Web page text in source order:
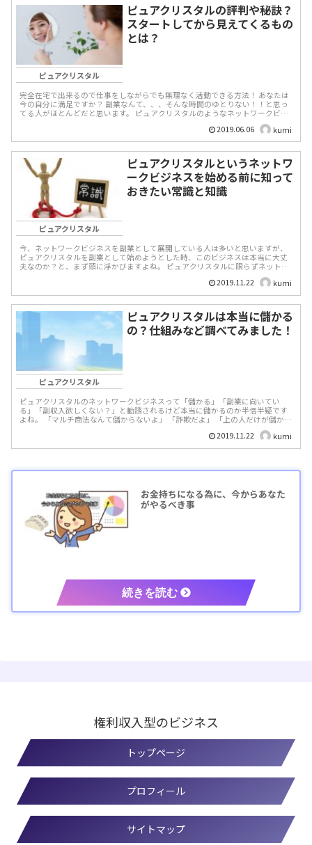
ピュアクリスタル
ピュアクリスタルの評判や秘訣？
スタートしてから見えてくるもの
とは？
完全在宅で出来るので仕事をしながらでも無理なく活動できる方法！ あなたは
今の自分に満足ですか？ 副業なんて、、、そんな時間のゆとりない！！と思っ
てる人がほとんどだと思います。 ピュアクリスタルのようなネットワークビジ
2019.06.06 kumi
ピュアクリスタル
ピュアクリスタルというネットワ
ークビジネスを始める前に知って
おきたい常識と知識
今、ネットワークビジネスを副業として展開している人は多いと思いますが、
ピュアクリスタルを副業として始めようとした時、このビジネスは本当に大丈
夫なのか？と、まず頭に浮かびますよね。 ピュアクリスタルに限らずネットワ
2019.11.22 kumi
ピュアクリスタル
ピュアクリスタルは本当に儲かる
の？仕組みなど調べてみました！
ピュアクリスタルのネットワークビジネスって「儲かる」「副業に向いてい
る」「副収入欲しくない？」と勧誘されるけど本当に儲かるのか半信半疑です
よね。 「マルチ商法なんて儲からないよ」 「詐欺だよ」 「上の人だけが儲か
2019.11.22 kumi
お金持ちになる為に、今からあなた
がやるべき事
権利収入型のビジネス
トップページ
プロフィール
サイトマップ